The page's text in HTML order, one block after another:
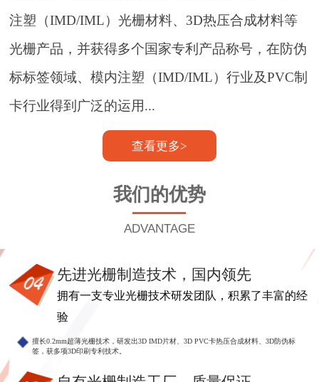
注塑（IMD/IML）光栅材料、3D热压合成材料等
光栅产品，并获得多个国家专利产品称号，在防伪
标标签领域、模内注塑（IMD/IML）行业及PVC制
卡行业得到广泛的运用...
查看更多>
我们的优势
ADVANTAGE
先进光栅制造技术，国内领先
拥有一支专业光栅技术研发团队，积累了丰富的经
验
擅长0.2mm超薄光栅技术，研发出3D IMD片材、3D PVC卡热压合成材料、3D防伪标
签，获多项3D印刷专利技术。